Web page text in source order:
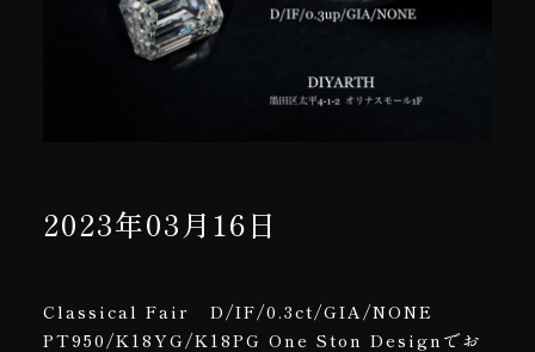
2023年03月16日
Classical Fair D/IF/0.3ct/GIA/NONE
PT950/K18YG/K18PG One Ston Designでお